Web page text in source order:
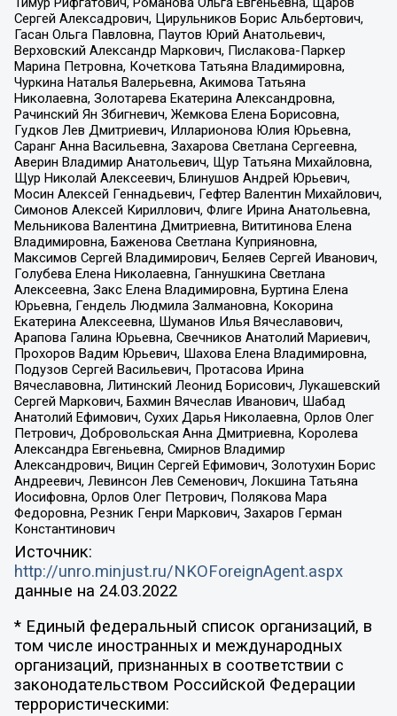
Сергей Алексадрович, Цирульников Борис Альбертович,
Гасан Ольга Павловна, Паутов Юрий Анатольевич,
Верховский Александр Маркович, Пислакова-Паркер
Марина Петровна, Кочеткова Татьяна Владимировна,
Чуркина Наталья Валерьевна, Акимова Татьяна
Николаевна, Золотарева Екатерина Александровна,
Рачинский Ян Збигневич, Жемкова Елена Борисовна,
Гудков Лев Дмитриевич, Илларионова Юлия Юрьевна,
Саранг Анна Васильевна, Захарова Светлана Сергеевна,
Аверин Владимир Анатольевич, Щур Татьяна Михайловна,
Щур Николай Алексеевич, Блинушов Андрей Юрьевич,
Мосин Алексей Геннадьевич, Гефтер Валентин Михайлович,
Симонов Алексей Кириллович, Флиге Ирина Анатольевна,
Мельникова Валентина Дмитриевна, Вититинова Елена
Владимировна, Баженова Светлана Куприяновна,
Максимов Сергей Владимирович, Беляев Сергей Иванович,
Голубева Елена Николаевна, Ганнушкина Светлана
Алексеевна, Закс Елена Владимировна, Буртина Елена
Юрьевна, Гендель Людмила Залмановна, Кокорина
Екатерина Алексеевна, Шуманов Илья Вячеславович,
Арапова Галина Юрьевна, Свечников Анатолий Мариевич,
Прохоров Вадим Юрьевич, Шахова Елена Владимировна,
Подузов Сергей Васильевич, Протасова Ирина
Вячеславовна, Литинский Леонид Борисович, Лукашевский
Сергей Маркович, Бахмин Вячеслав Иванович, Шабад
Анатолий Ефимович, Сухих Дарья Николаевна, Орлов Олег
Петрович, Добровольская Анна Дмитриевна, Королева
Александра Евгеньевна, Смирнов Владимир
Александрович, Вицин Сергей Ефимович, Золотухин Борис
Андреевич, Левинсон Лев Семенович, Локшина Татьяна
Иосифовна, Орлов Олег Петрович, Полякова Мара
Федоровна, Резник Генри Маркович, Захаров Герман
Константинович
Источник:
http://unro.minjust.ru/NKOForeignAgent.aspx
данные на 24.03.2022
* Единый федеральный список организаций, в
том числе иностранных и международных
организаций, признанных в соответствии с
законодательством Российской Федерации
террористическими: